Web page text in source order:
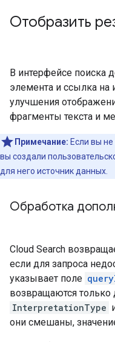
Отобразить
В интерфейсе поиска
элемента и ссылка
улучшения
фрагменты текста и
Примечание: Если вы не
вы создали
для него источник данных.
Обработка
Cloud Search
если для запроса
указывает поле
возвращаются только
InterpretationType
они смешаны,